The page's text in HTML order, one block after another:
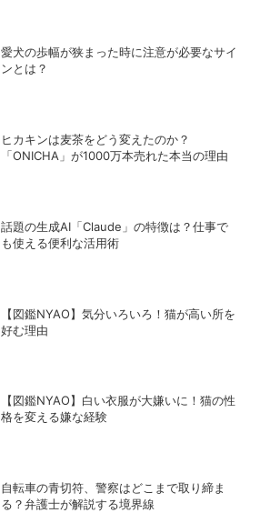
愛犬の歩幅が狭まった時に注意が必要なサイ
ンとは？
ヒカキンは麦茶をどう変えたのか？
「ONICHA」が1000万本売れた本当の理由
話題の生成AI「Claude」の特徴は？仕事で
も使える便利な活用術
【図鑑NYAO】気分いろいろ！猫が高い所を
好む理由
【図鑑NYAO】白い衣服が大嫌いに！猫の性
格を変える嫌な経験
自転車の青切符、警察はどこまで取り締ま
る？弁護士が解説する境界線